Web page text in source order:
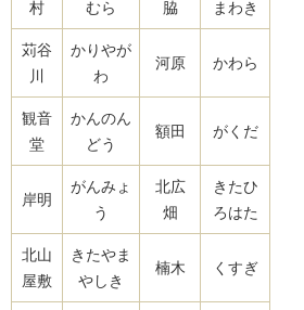
村 むら 脇 まわき
苅谷
川
かりやが
わ
河原 かわら
観音
堂
かんのん
どう
額田 がくだ
岸明
がんみょ
う
北広
畑
きたひ
ろはた
北山
屋敷
きたやま
やしき
楠木 くすぎ